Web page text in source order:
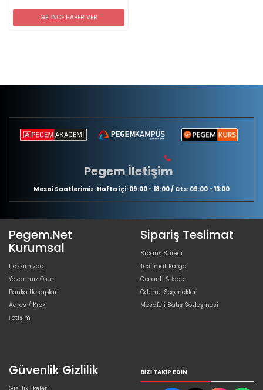
GELİNCE HABER VER
Pegem İletişim
Mesai Saatlerimiz: Hafta içi: 09:00 - 18:00 / Cts: 09:00 - 13:00
Pegem.Net
Kurumsal
Hakkımızda
Yazarımız Olun
Banka Hesapları
Adres / Kroki
İletişim
Sipariş Teslimat
Sipariş Süreci
Teslimat Kargo
Garanti & İade
Ödeme Seçenekleri
Mesafeli Satış Sözleşmesi
Güvenlik Gizlilik BIZI TAKIP EDIN